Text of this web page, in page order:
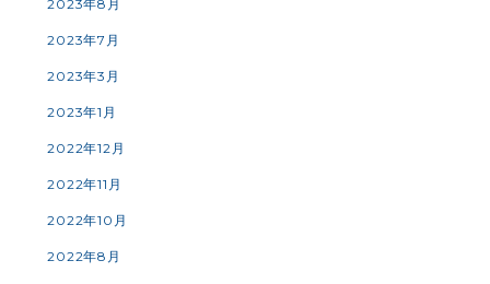
2023年8月
2023年7月
2023年3月
2023年1月
2022年12月
2022年11月
2022年10月
2022年8月